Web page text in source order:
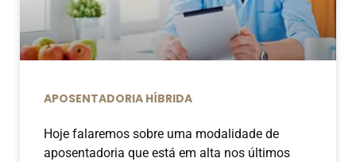
APOSENTADORIA HÍBRIDA
Hoje falaremos sobre uma modalidade de
aposentadoria que está em alta nos últimos